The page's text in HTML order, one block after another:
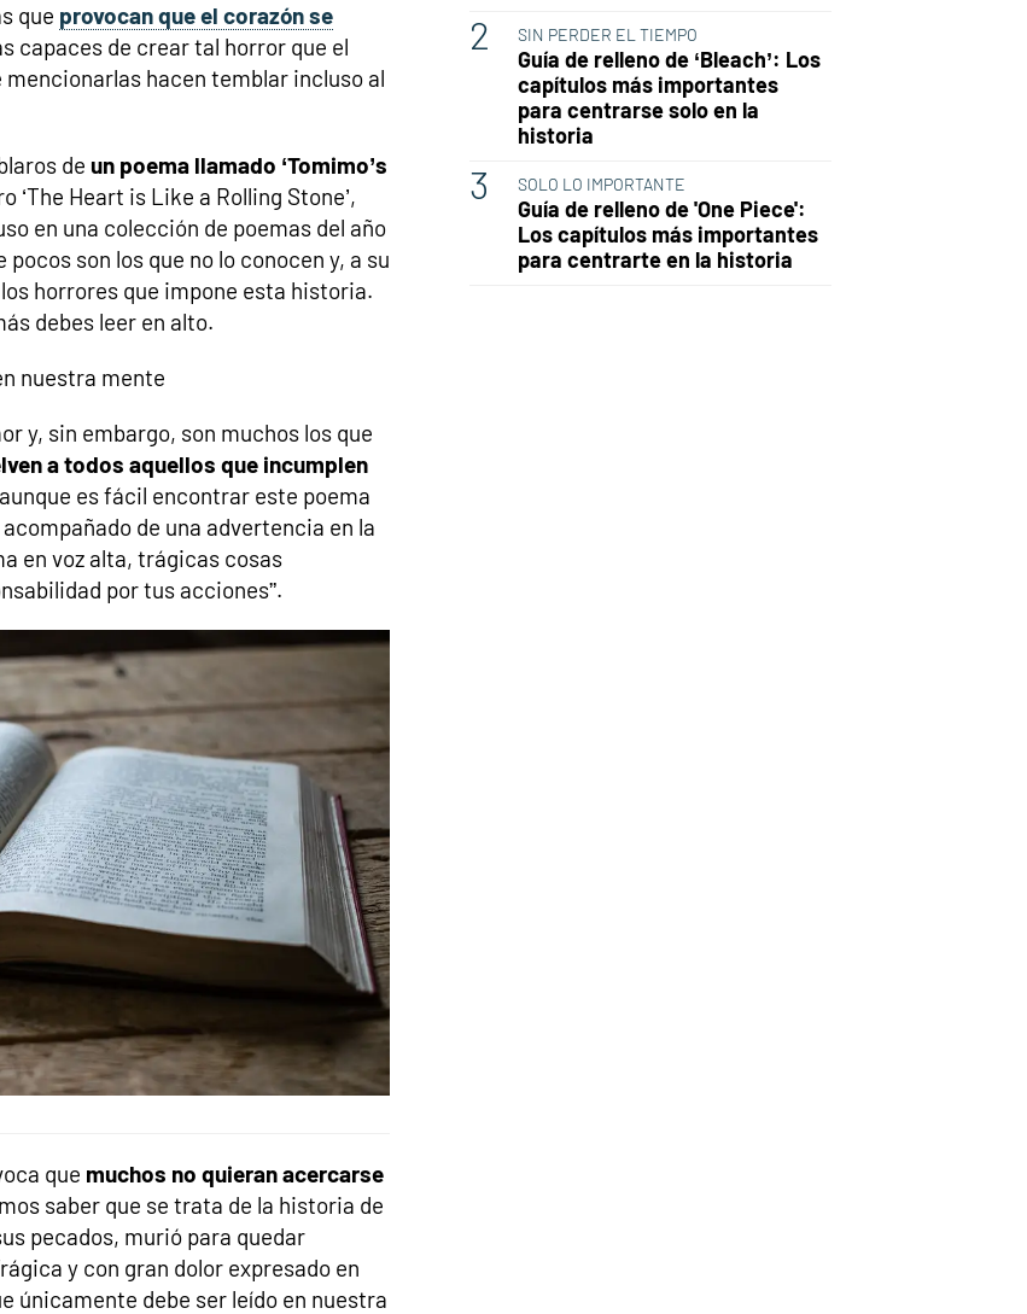
que provocan que el corazón se
capaces de crear tal horror que el
mencionarlas hacen temblar incluso al
de un poema llamado ‘Tomimo’s
‘The Heart is Like a Rolling Stone’,
en una colección de poemas del año
pocos son los que no lo conocen y, a su
horrores que impone esta historia.
debes leer en alto.
nuestra mente
y, sin embargo, son muchos los que
a todos aquellos que incumplen
es fácil encontrar este poema
de una advertencia en la
en voz alta, trágicas cosas
por tus acciones”.
que muchos no quieran acercarse
saber que se trata de la historia de
pecados, murió para quedar
y con gran dolor expresado en
únicamente debe ser leído en nuestra
SIN PERDER EL TIEMPO
Guía de relleno de ‘Bleach’: Los
capítulos más importantes
para centrarse solo en la
historia
SOLO LO IMPORTANTE
Guía de relleno de 'One Piece':
Los capítulos más importantes
para centrarte en la historia